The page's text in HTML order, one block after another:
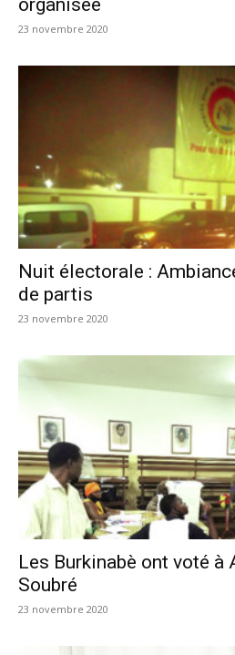
organisée
23 novembre 2020
Nuit électorale :
de partis
23 novembre 2020
Les Burkinabè ont voté à
Soubré
23 novembre 2020